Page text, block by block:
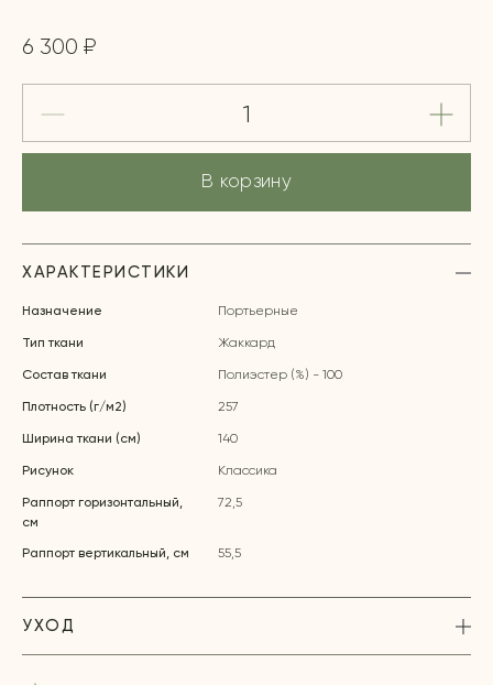
6 300 ₽
В корзину
ХАРАКТЕРИСТИКИ
Назначение Портьерные
Тип ткани Жаккард
Состав ткани Полиэстер (%) - 100
Плотность (г/м2) 257
Ширина ткани (см) 140
Рисунок Классика
Раппорт горизонтальный,
см
72,5
Раппорт вертикальный, см 55,5
УХОД